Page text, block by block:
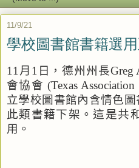
11/9/21
學校圖書館書籍選
11 月 1 日，德州州長Greg
會協會 (Texas
立學校圖書館內含情色
此類書籍下架。這是共
用。